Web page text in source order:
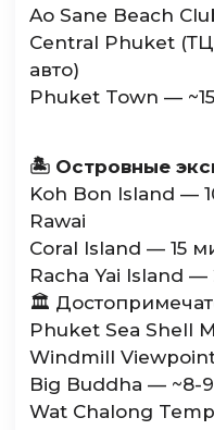
Ao Sane Beach
Central Phuket
авто)
Phuket Town —
🏝️ Островные
Koh Bon Island —
Rawai
Coral Island — 15
Racha Yai Island
🏛️
Phuket Sea Shell
Windmill
Big Buddha — ~8-
Wat Chalong